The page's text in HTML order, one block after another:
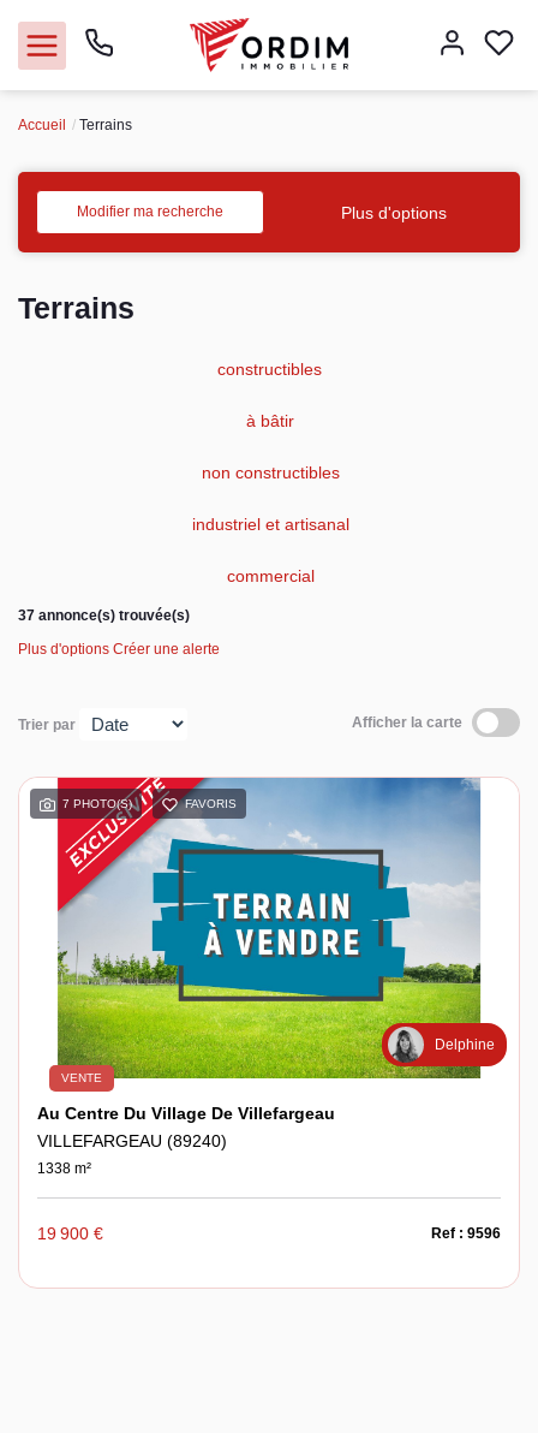
Acheter
Accueil Terrains
Modifier ma recherche Plus d'options
Terrains
constructibles
à bâtir
non constructibles
industriel et artisanal
commercial
37 annonce(s) trouvée(s)
Plus d'options Créer une alerte
Trier par Afficher la carte
7 PHOTO(S) FAVORIS
Delphine
VENTE
Au Centre Du Village De Villefargeau
VILLEFARGEAU (89240)
1338 m²
19 900 € Ref : 9596